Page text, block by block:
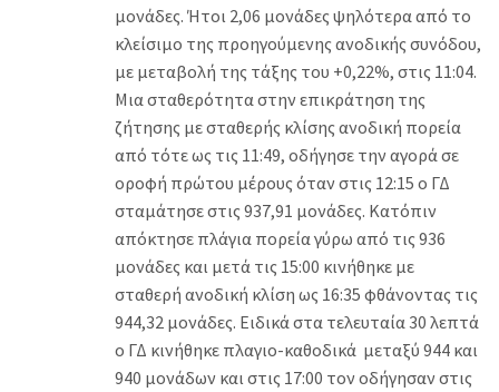
μονάδες. Ήτοι 2,06 μονάδες ψηλότερα από το
κλείσιμο της προηγούμενης ανοδικής συνόδου,
με μεταβολή της τάξης του +0,22%, στις 11:04.
Μια σταθερότητα στην επικράτηση της
ζήτησης με σταθερής κλίσης ανοδική πορεία
από τότε ως τις 11:49, οδήγησε την αγορά σε
οροφή πρώτου μέρους όταν στις 12:15 ο ΓΔ
σταμάτησε στις 937,91 μονάδες. Κατόπιν
απόκτησε πλάγια πορεία γύρω από τις 936
μονάδες και μετά τις 15:00 κινήθηκε με
σταθερή ανοδική κλίση ως 16:35 φθάνοντας τις
944,32 μονάδες. Ειδικά στα τελευταία 30 λεπτά
ο ΓΔ κινήθηκε πλαγιο-καθοδικά μεταξύ 944 και
940 μονάδων και στις 17:00 τον οδήγησαν στις